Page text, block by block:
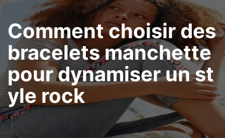
Comment choisir des
bracelets manchette
pour dynamiser un st
yle rock